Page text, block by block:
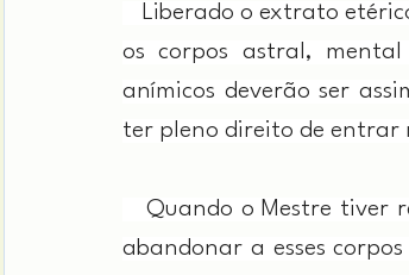
Liberado o extrato
os corpos astral, mental
anímicos deverão ser
ter pleno direito de entrar
Quando o Mestre tiver
abandonar a esses